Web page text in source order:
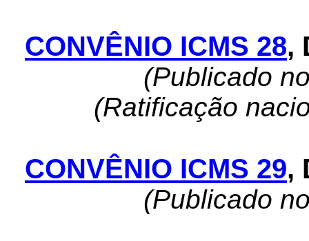
CONVÊNIO ICMS 28,
(Publicado
(Ratificação
CONVÊNIO ICMS 29,
(Publicado